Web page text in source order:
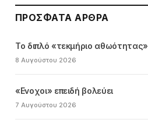
ΠΡΌΣΦΑΤΑ ΆΡΘΡΑ
Το διπλό «τεκμήριο αθωότητας»
8 Αυγούστου 2026
«Ενοχοι» επειδή βολεύει
7 Αυγούστου 2026